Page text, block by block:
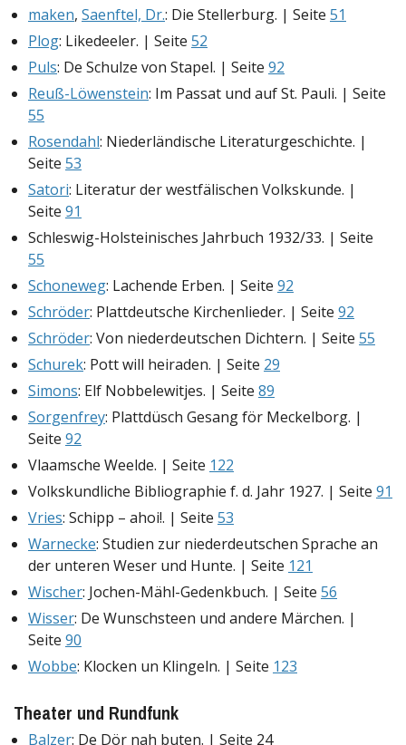
maken, Saenftel, Dr.: Die Stellerburg. | Seite 51
Plog: Likedeeler. | Seite 52
Puls: De Schulze von Stapel. | Seite 92
Reuß-Löwenstein: Im Passat und auf St. Pauli. | Seite
55
Rosendahl: Niederländische Literaturgeschichte. |
Seite 53
Satori: Literatur der westfälischen Volkskunde. |
Seite 91
Schleswig-Holsteinisches Jahrbuch 1932/33. | Seite
55
Schoneweg: Lachende Erben. | Seite 92
Schröder: Plattdeutsche Kirchenlieder. | Seite 92
Schröder: Von niederdeutschen Dichtern. | Seite 55
Schurek: Pott will heiraden. | Seite 29
Simons: Elf Nobbelewitjes. | Seite 89
Sorgenfrey: Plattdüsch Gesang för Meckelborg. |
Seite 92
Vlaamsche Weelde. | Seite 122
Volkskundliche Bibliographie f. d. Jahr 1927. | Seite 91
Vries: Schipp – ahoi!. | Seite 53
Warnecke: Studien zur niederdeutschen Sprache an
der unteren Weser und Hunte. | Seite 121
Wischer: Jochen-Mähl-Gedenkbuch. | Seite 56
Wisser: De Wunschsteen und andere Märchen. |
Seite 90
Wobbe: Klocken un Klingeln. | Seite 123
Theater und Rundfunk
Balzer: De Dör nah buten. | Seite 24